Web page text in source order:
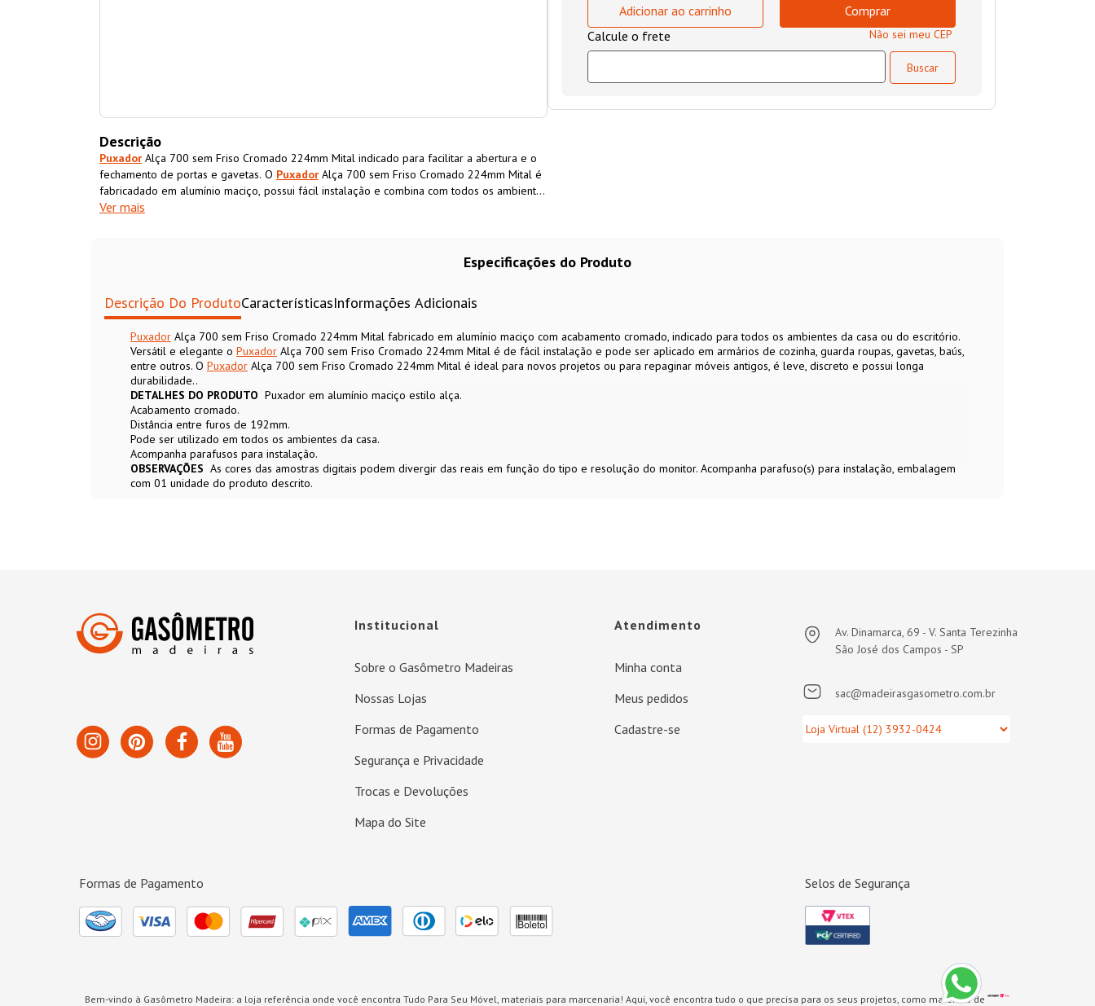
Descrição
Puxador Alça 700 sem Friso Cromado 224mm Mital indicado para facilitar a abertura e o
fechamento de portas e gavetas. O Puxador Alça 700 sem Friso Cromado 224mm Mital é
fabricadado em alumínio maciço, possui fácil instalação e combina com todos os ambientes
da casa.Puxador
Ver mais
Adicionar ao carrinho Comprar
Não sei meu CEP
Especificações do Produto
Descrição Do ProdutoCaracterísticasInformações Adicionais
Puxador Alça 700 sem Friso Cromado 224mm Mital fabricado em alumínio maciço com acabamento cromado, indicado para todos os ambientes da casa ou do escritório.
Versátil e elegante o Puxador Alça 700 sem Friso Cromado 224mm Mital é de fácil instalação e pode ser aplicado em armários de cozinha, guarda roupas, gavetas, baús,
entre outros. O Puxador Alça 700 sem Friso Cromado 224mm Mital é ideal para novos projetos ou para repaginar móveis antigos, é leve, discreto e possui longa
durabilidade..
DETALHES DO PRODUTO Puxador em alumínio maciço estilo alça.
Acabamento cromado.
Distância entre furos de 192mm.
Pode ser utilizado em todos os ambientes da casa.
Acompanha parafusos para instalação.
OBSERVAÇÕES As cores das amostras digitais podem divergir das reais em função do tipo e resolução do monitor. Acompanha parafuso(s) para instalação, embalagem
com 01 unidade do produto descrito.
Institucional
Sobre o Gasômetro Madeiras
Nossas Lojas
Formas de Pagamento
Segurança e Privacidade
Trocas e Devoluções
Mapa do Site
Atendimento
Minha conta
Meus pedidos
Cadastre-se
Av. Dinamarca, 69 - V. Santa Terezinha
São José dos Campos - SP
sac@madeirasgasometro.com.br
Formas de Pagamento Selos de Segurança
Bem-vindo à Gasômetro Madeira: a loja referência onde você encontra Tudo Para Seu Móvel, materiais para marcenaria! Aqui, você encontra tudo o que precisa para os seus projetos, como materiais de